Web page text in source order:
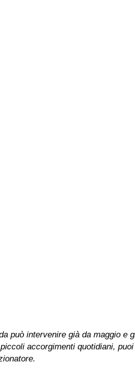
può intervenire già da maggio
accorgimenti quotidiani,